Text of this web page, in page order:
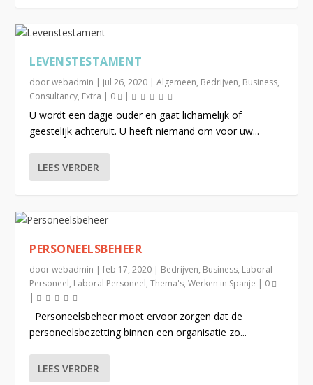
LEVENSTESTAMENT
doorwebadmin | jul 26, 2020 |Algemeen, Bedrijven, Business,
Consultancy, Extra | 0 |
U wordt een dagje ouder en gaat lichamelijk of
geestelijk achteruit. U heeft niemand om voor uw...
LEES VERDER
PERSONEELSBEHEER
doorwebadmin |feb 17, 2020 | Bedrijven, Business, Laboral
Personeel, Laboral Personeel,Thema's,Werken in Spanje | 0
|
Personeelsbeheer moet ervoor zorgen dat de
personeelsbezetting binnen een organisatie zo...
LEES VERDER